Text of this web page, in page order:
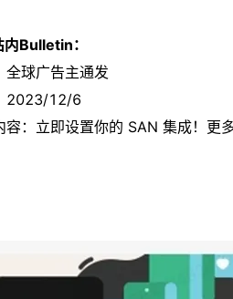
Bulletin：
全球广告主通发
2023/12/6
容：立即设置你的 SAN 集成！更